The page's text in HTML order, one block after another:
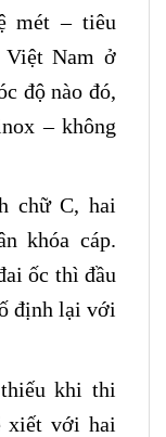
mét – tiêu
Việt Nam ở
độ nào đó,
– không
chữ C, hai
khóa cáp.
ốc thì đầu
định lại với
khi thi
xiết với hai